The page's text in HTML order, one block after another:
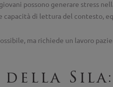
possono generare stress
capacità di lettura del contesto,
ma richiede un lavoro
della